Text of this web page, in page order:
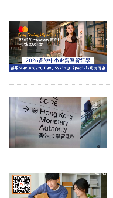
商
業
科
技
職
場
生
時